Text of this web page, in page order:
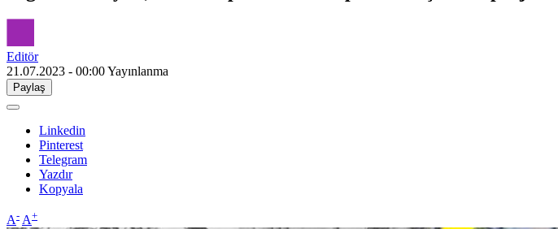
Editör
21.07.2023 - 00:00Yayınlanma
Paylaş
Linkedin
Pinterest
Telegram
Yazdır
Kopyala
A- A+